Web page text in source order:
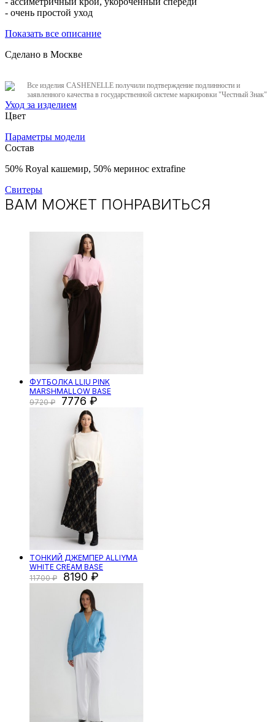
- очень простой уход
Показать все описание
Сделано в Москве
Все изделия CASHENELLE получили подтверждение подлинности и
заявленного качества в государственной системе маркировки "Честный Знак"
Уход за изделием
Цвет
Параметры модели
Состав
50% Royal кашемир, 50% меринос extrafine
Свитеры
ВАМ МОЖЕТ ПОНРАВИТЬСЯ
ФУТБОЛКА LLIU PINK
MARSHMALLOW BASE
9720
7776
ТОНКИЙ ДЖЕМПЕР ALLIYMA
WHITE CREAM BASE
11700
8190